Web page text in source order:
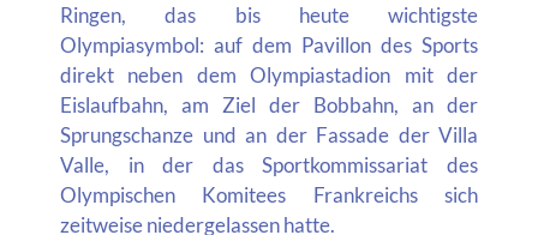
Ringen, das bis heute wichtigste
Olympiasymbol: auf dem Pavillon des Sports
direkt neben dem Olympiastadion mit der
Eislaufbahn, am Ziel der Bobbahn, an der
Sprungschanze und an der Fassade der Villa
Valle, in der das Sportkommissariat des
Olympischen Komitees Frankreichs sich
zeitweise niedergelassen hatte.